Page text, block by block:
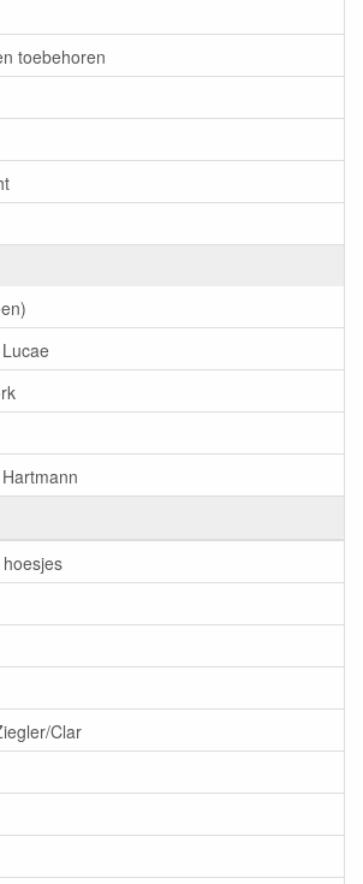
toebehoren
Clar